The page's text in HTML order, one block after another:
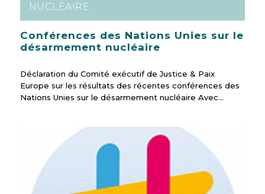
NUCLÉAIRE
Conférences des Nations Unies sur le
désarmement nucléaire
Déclaration du Comité exécutif de Justice & Paix
Europe sur les résultats des récentes conférences des
Nations Unies sur le désarmement nucléaire Avec…